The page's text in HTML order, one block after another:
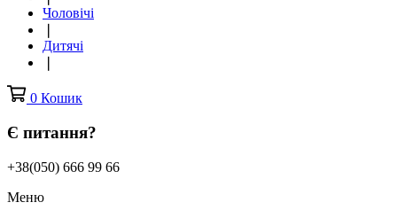
Чоловічі
Дитячі
0 Кошик
Є питання?
+38(050) 666 99 66
Меню